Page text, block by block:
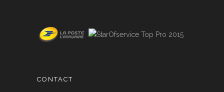
CONTACT